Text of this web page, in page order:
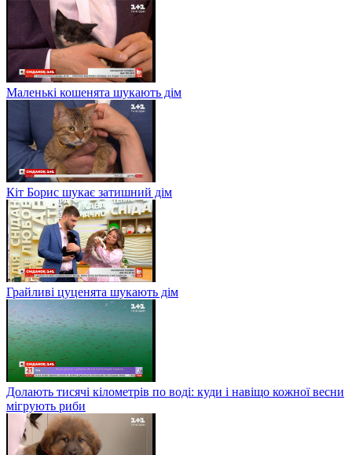
Маленькі кошенята шукають дім
Кіт Борис шукає затишний дім
Грайливі цуценята шукають дім
Долають тисячі кілометрів по воді: куди і навіщо кожної весни
мігрують риби